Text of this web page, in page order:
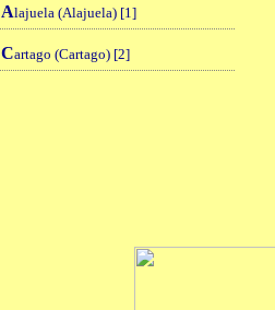
Alajuela (Alajuela) [1]
Cartago (Cartago) [2]